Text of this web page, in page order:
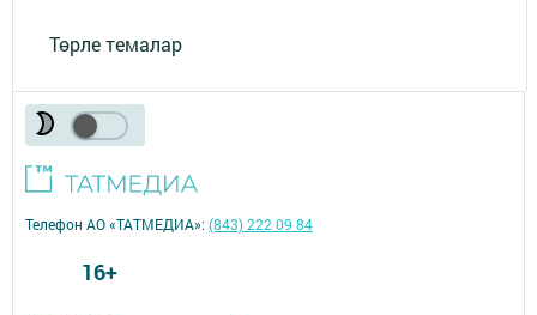
Төрле темалар
Телефон АО «ТАТМЕДИА»:(843) 222 09 84
16+